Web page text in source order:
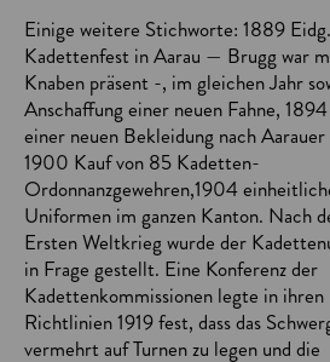
Einige weitere Stichworte: 1889 Eidg.
Kadettenfest in Aarau — Brugg war
Knaben präsent -, im gleichen Jahr
Anschaffung einer neuen Fahne,
einer neuen Bekleidung nach
1900 Kauf von 85 Kadetten-
Ordonnanzgewehren,1904
Uniformen im ganzen Kanton. Nach
Ersten Weltkrieg wurde der
in Frage gestellt. Eine Konferenz der
Kadettenkommissionen legte in ihren
Richtlinien 1919 fest, dass das
vermehrt auf Turnen zu legen und die